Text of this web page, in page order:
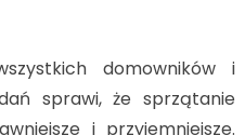
domowników i
sprawi, że sprzątanie
i przyjemniejsze.